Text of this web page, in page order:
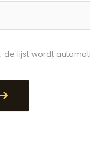
de lijst wordt